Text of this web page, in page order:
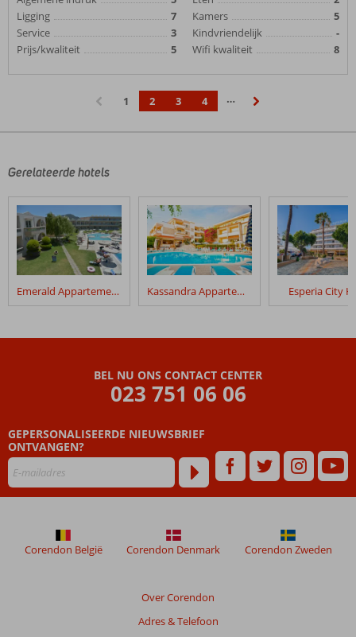
Ligging
7
Service
3
Prijs/kwaliteit
5
Kamers
5
Kindvriendelijk
-
Wifi kwaliteit
8
1 2 3 4
…
Gerelateerde hotels
Emerald Appartementen Kassandra Appartementen Esperia City
BEL NU ONS CONTACT CENTER
023 751 06 06
GEPERSONALISEERDE NIEUWSBRIEF
ONTVANGEN?
Over Corendon
Adres & Telefoon
Corendon België Corendon Denmark Corendon Zweden